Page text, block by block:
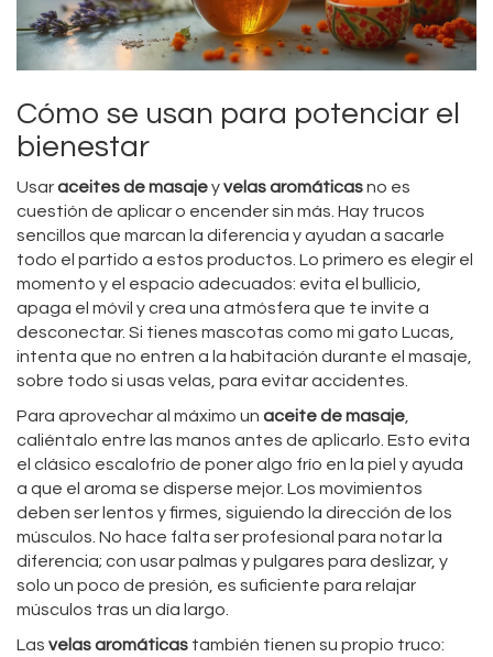
Cómo se usan para potenciar el
bienestar
Usaraceites de masajeyvelas aromáticasno es
cuestión de aplicar o encender sin más. Hay trucos
sencillos que marcan la diferencia y ayudan a sacarle
todo el partido a estos productos. Lo primero es elegir el
momento y el espacio adecuados: evita el bullicio,
apaga el móvil y crea una atmósfera que te invite a
desconectar. Si tienes mascotas como mi gato Lucas,
intenta que no entren a la habitación durante el masaje,
sobre todo si usas velas, para evitar accidentes.
Para aprovechar al máximo un aceite de masaje,
caliéntalo entre las manos antes de aplicarlo. Esto evita
el clásico escalofrío de poner algo frío en la piel y ayuda
a que el aroma se disperse mejor. Los movimientos
deben ser lentos y firmes, siguiendo la dirección de los
músculos. No hace falta ser profesional para notar la
diferencia; con usar palmas y pulgares para deslizar, y
solo un poco de presión, es suficiente para relajar
músculos tras un día largo.
Las velas aromáticas también tienen su propio truco: